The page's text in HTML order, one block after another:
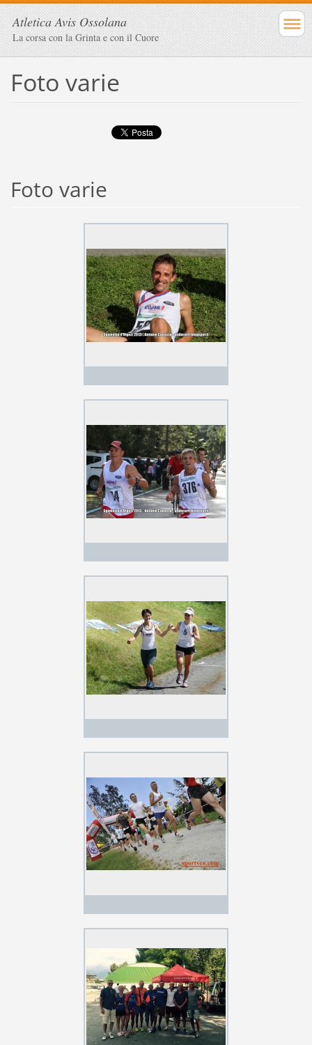
Atletica Avis Ossolana
La corsa con la Grinta e con il Cuore
Foto varie
Foto varie